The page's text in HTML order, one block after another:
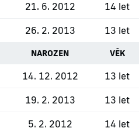
21. 6. 2012 14 let
26. 2. 2013 13 let
NAROZEN VĚK
14. 12. 2012 13 let
19. 2. 2013 13 let
5. 2. 2012 14 let